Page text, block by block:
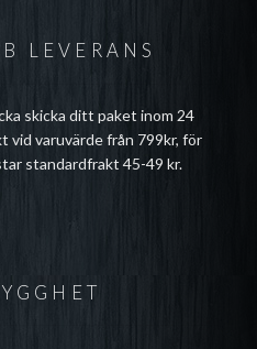
LEVERANS
skicka ditt paket inom 24
vid varuvärde från 799kr, för
standardfrakt 45-49 kr.